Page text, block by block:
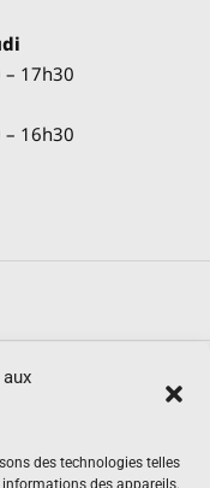
des technologies telles
des appareils.
17h30
16h30